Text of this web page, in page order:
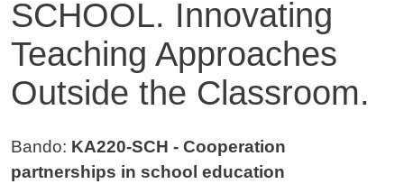
SCHOOL. Innovating
Teaching Approaches
Outside the Classroom.
Contenuto
Bando: KA220-SCH - Cooperation
partnerships in school education